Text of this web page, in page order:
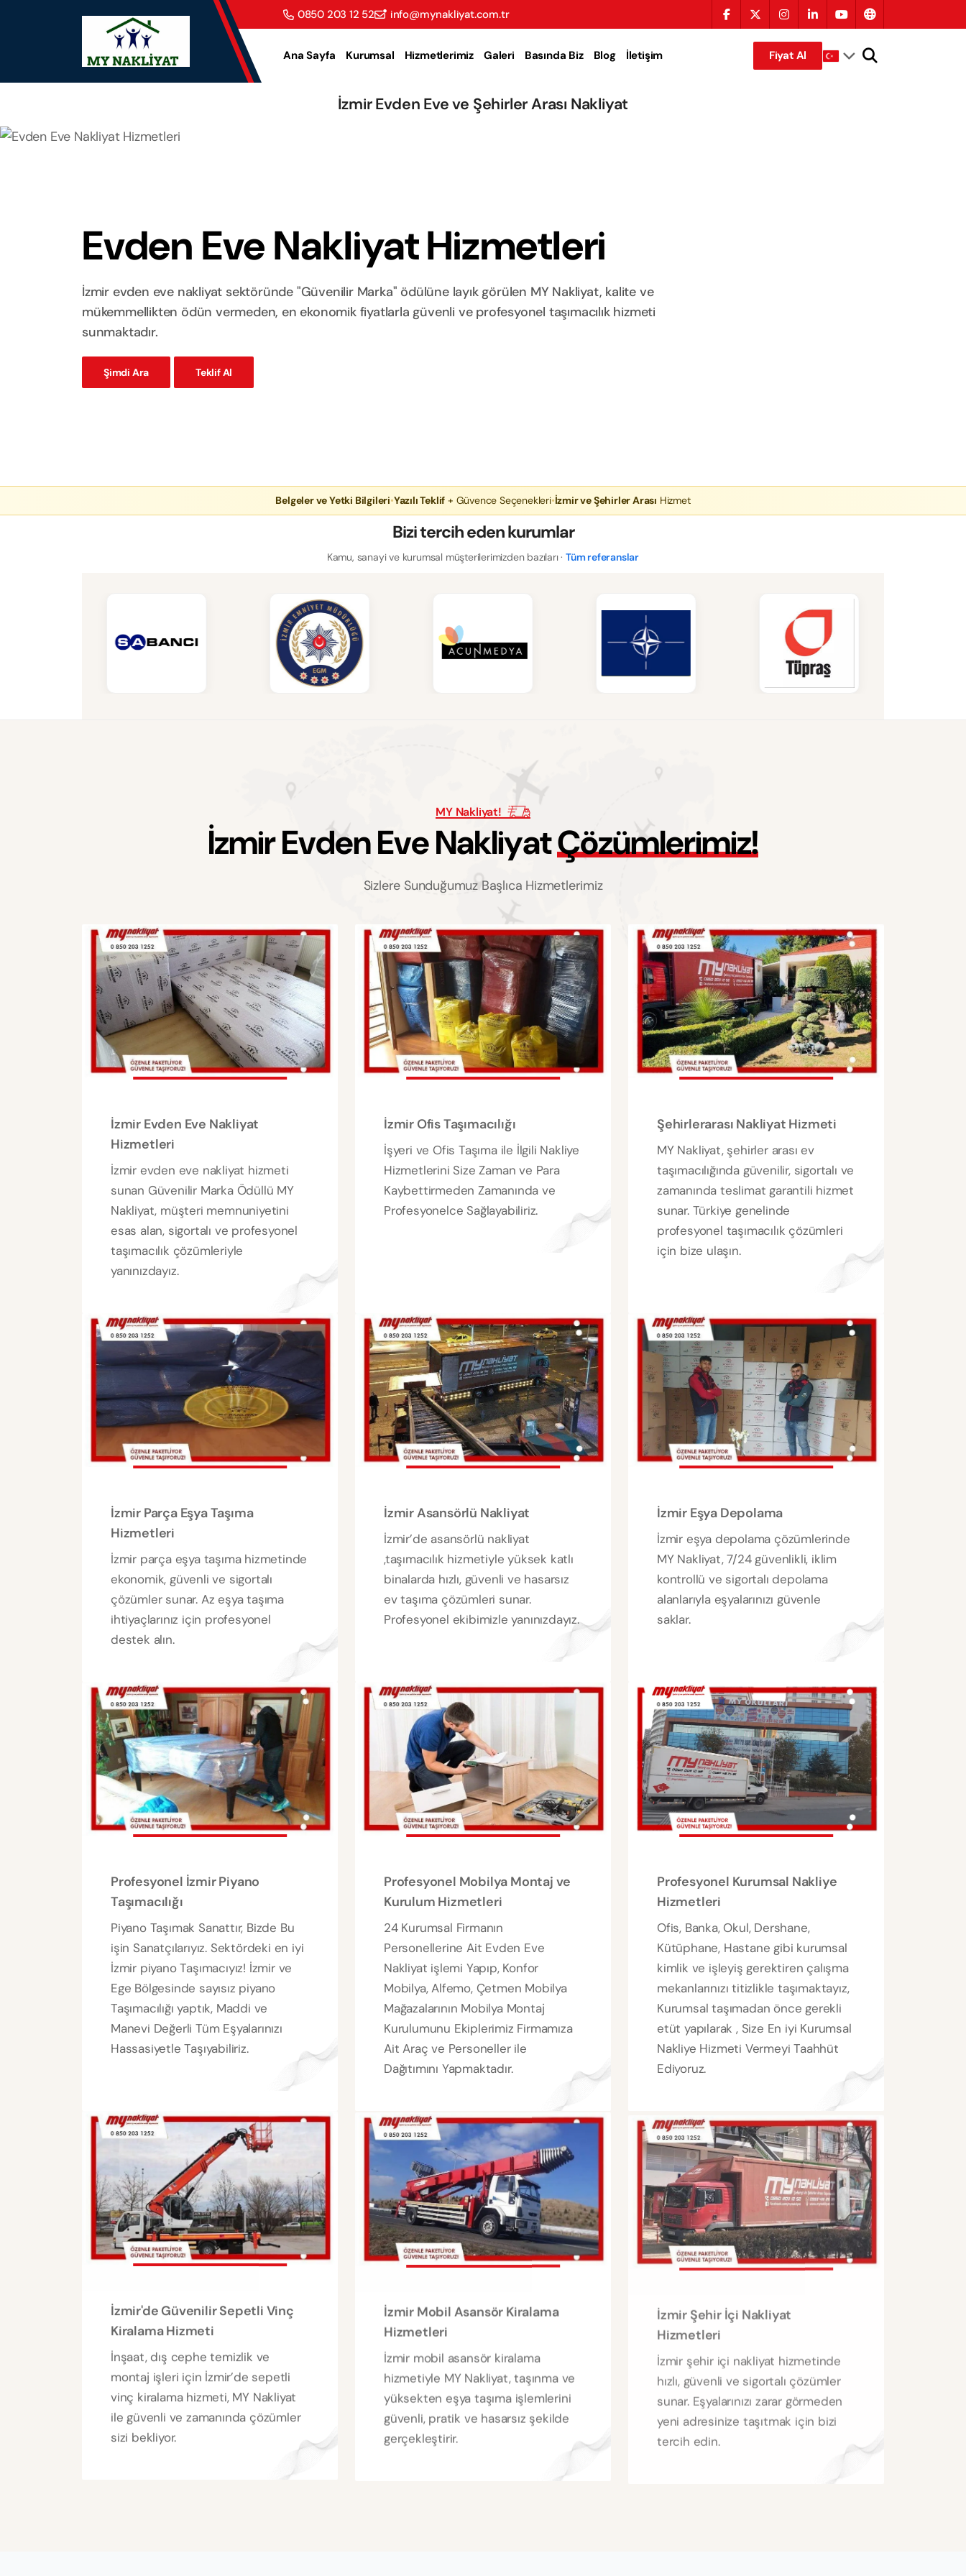
0850 203 12 52 info@mynakliyat.com.tr
Ana Sayfa Kurumsal Hizmetlerimiz Galeri Basında Biz Blog İletişim Fiyat Al
İzmir Evden Eve ve Şehirler Arası Nakliyat
Evden Eve Nakliyat Hizmetleri
İzmir evden eve nakliyat sektöründe "Güvenilir Marka" ödülüne layık görülen MY Nakliyat, kalite ve
mükemmellikten ödün vermeden, en ekonomik fiyatlarla güvenli ve profesyonel taşımacılık hizmeti
sunmaktadır.
Şimdi Ara Teklif Al
Belgeler ve Yetki Bilgileri•Yazılı Teklif + Güvence Seçenekleri•İzmir ve Şehirler Arası Hizmet
Bizi tercih eden kurumlar
Kamu, sanayi ve kurumsal müşterilerimizden bazıları ·Tüm referanslar
MY Nakliyat!
İzmirEvdenEveNakliyatÇözümlerimiz!
Sizlere Sunduğumuz Başlıca Hizmetlerimiz
İzmir Evden Eve Nakliyat
Hizmetleri
İzmir evden eve nakliyat hizmeti
sunan Güvenilir Marka Ödüllü MY
Nakliyat, müşteri memnuniyetini
esas alan, sigortalı ve profesyonel
taşımacılık çözümleriyle
yanınızdayız.
İzmir Ofis Taşımacılığı
İşyeri ve Ofis Taşıma ile İlgili Nakliye
Hizmetlerini Size Zaman ve Para
Kaybettirmeden Zamanında ve
Profesyonelce Sağlayabiliriz.
Şehirlerarası Nakliyat Hizmeti
MY Nakliyat, şehirler arası ev
taşımacılığında güvenilir, sigortalı ve
zamanında teslimat garantili hizmet
sunar. Türkiye genelinde
profesyonel taşımacılık çözümleri
için bize ulaşın.
İzmir Parça Eşya Taşıma
Hizmetleri
İzmir parça eşya taşıma hizmetinde
ekonomik, güvenli ve sigortalı
çözümler sunar. Az eşya taşıma
ihtiyaçlarınız için profesyonel
destek alın.
İzmir Asansörlü Nakliyat
İzmir’de asansörlü nakliyat
,taşımacılık hizmetiyle yüksek katlı
binalarda hızlı, güvenli ve hasarsız
ev taşıma çözümleri sunar.
Profesyonel ekibimizle yanınızdayız.
İzmir Eşya Depolama
İzmir eşya depolama çözümlerinde
MY Nakliyat, 7/24 güvenlikli, iklim
kontrollü ve sigortalı depolama
alanlarıyla eşyalarınızı güvenle
saklar.
Profesyonel İzmir Piyano
Taşımacılığı
Piyano Taşımak Sanattır, Bizde Bu
işin Sanatçılarıyız. Sektördeki en iyi
İzmir piyano Taşımacıyız! İzmir ve
Ege Bölgesinde sayısız piyano
Taşımacılığı yaptık, Maddi ve
Manevi Değerli Tüm Eşyalarınızı
Hassasiyetle Taşıyabiliriz.
Profesyonel Mobilya Montaj ve
Kurulum Hizmetleri
24 Kurumsal Firmanın
Personellerine Ait Evden Eve
Nakliyat işlemi Yapıp, Konfor
Mobilya, Alfemo, Çetmen Mobilya
Mağazalarının Mobilya Montaj
Kurulumunu Ekiplerimiz Firmamıza
Ait Araç ve Personeller ile
Dağıtımını Yapmaktadır.
Profesyonel Kurumsal Nakliye
Hizmetleri
Ofis, Banka, Okul, Dershane,
Kütüphane, Hastane gibi kurumsal
kimlik ve işleyiş gerektiren çalışma
mekanlarınızı titizlikle taşımaktayız,
Kurumsal taşımadan önce gerekli
etüt yapılarak , Size En iyi Kurumsal
Nakliye Hizmeti Vermeyi Taahhüt
Ediyoruz.
İzmir'de Güvenilir Sepetli Vinç
Kiralama Hizmeti
İnşaat, dış cephe temizlik ve
montaj işleri için İzmir’de sepetli
vinç kiralama hizmeti, MY Nakliyat
ile güvenli ve zamanında çözümler
sizi bekliyor.
İzmir Mobil Asansör Kiralama
Hizmetleri
İzmir mobil asansör kiralama
hizmetiyle MY Nakliyat, taşınma ve
yüksekten eşya taşıma işlemlerini
güvenli, pratik ve hasarsız şekilde
gerçekleştirir.
İzmir Şehir İçi Nakliyat
Hizmetleri
İzmir şehir içi nakliyat hizmetinde
hızlı, güvenli ve sigortalı çözümler
sunar. Eşyalarınızı zarar görmeden
yeni adresinize taşıtmak için bizi
tercih edin.